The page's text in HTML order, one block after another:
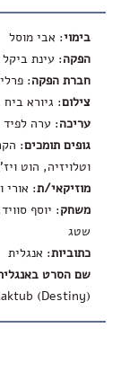
בימוי: אבי מוסל
הפקה: עינת
חברת הפקה:
צילום: גיורא ביח
עריכה: ערה לפיד
גופים תומכים:
וטלויזיה, הוט
מוזיקאי/ת: אורי
משחק: יוסף
שטג
כתוביות: אנגלית
שם הסרט
(Maktub (Destiny